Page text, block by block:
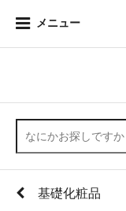
メニュー
基礎化粧品